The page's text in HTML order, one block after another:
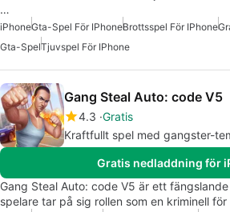
…
iPhoneGta-Spel För IPhoneBrottsspel För IPhone
Gta-SpelTjuvspel För IPhone
Gang Steal Auto: code V5
4.3 Gratis
Kraftfullt spel med gangster-
Gratis nedladdning för
Gang Steal Auto: code V5 är ett
spelare tar på sig rollen som en kriminell